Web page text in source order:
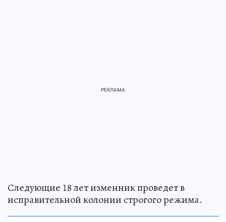
Следующие 18 лет изменник проведет в
исправительной колонии строгого режима.